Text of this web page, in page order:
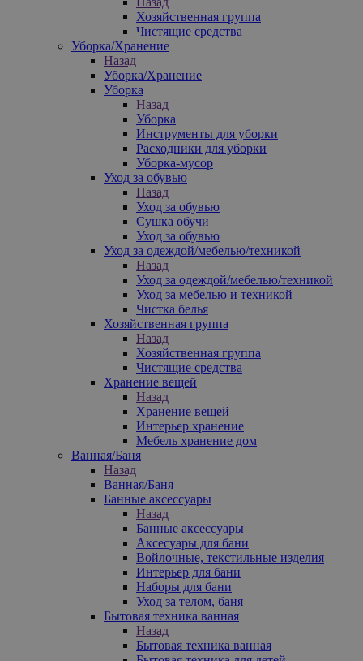
Хозяйственная группа
Чистящие средства
Уборка/Хранение
Назад
Уборка/Хранение
Уборка
Назад
Уборка
Инструменты для уборки
Расходники для уборки
Уборка-мусор
Уход за обувью
Назад
Уход за обувью
Сушка обучи
Уход за обувью
Уход за одеждой/мебелью/техникой
Назад
Уход за одеждой/мебелью/техникой
Уход за мебелью и техникой
Чистка белья
Хозяйственная группа
Назад
Хозяйственная группа
Чистящие средства
Хранение вещей
Назад
Хранение вещей
Интерьер хранение
Мебель хранение дом
Ванная/Баня
Назад
Ванная/Баня
Банные аксессуары
Назад
Банные аксессуары
Аксесуары для бани
Войлочные, текстильные изделия
Интерьер для бани
Наборы для бани
Уход за телом, баня
Бытовая техника ванная
Назад
Бытовая техника ванная